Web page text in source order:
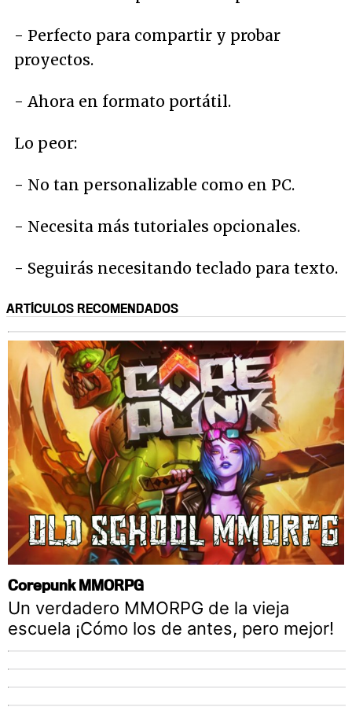
- Perfecto para compartir y probar
proyectos.
- Ahora en formato portátil.
Lo peor:
- No tan personalizable como en PC.
- Necesita más tutoriales opcionales.
- Seguirás necesitando teclado para texto.
ARTÍCULOS RECOMENDADOS
Corepunk MMORPG
Un verdadero MMORPG de la vieja
escuela ¡Cómo los de antes, pero mejor!